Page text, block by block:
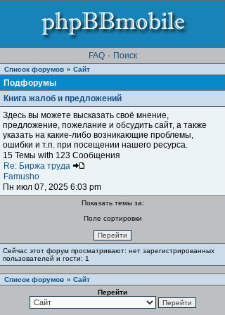
FAQ · Поиск
Список форумов » Сайт
Подфорумы
Книга жалоб и предложений
Здесь вы можете высказать своё мнение,
предложение, пожелание и обсудить сайт, а также
указать на какие-либо возникающие проблемы,
ошибки и т.п. при посещении нашего ресурса.
15 Темы with 123 Сообщения
Re: Биржа труда
Famusho
Пн июл 07, 2025 6:03 pm
Показать темы за:
Поле сортировки
Сейчас этот форум просматривают: нет зарегистрированных
пользователей и гости: 1
Список форумов » Сайт
Перейти